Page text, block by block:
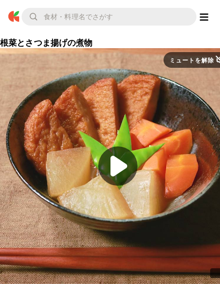
根菜とさつま揚げの煮物
ミュートを解除